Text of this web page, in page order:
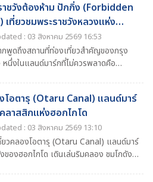
ศาสตร์ยาวนานกว่า 1,200 ปี ผสมผสาน
ดงามของสถาปัตยกรรมจีนโบราณ ความ
ทางพุทธศาสนา และบรรยากาศอันร่มรื่น
ายเป็นหนึ่งในจุดหมายสำคัญของโปรแกรม
หมิง–ยูนนาน ที่นักท่องเที่ยวไม่ควรพลาด
าชวังต้องห้าม ปักกิ่ง (Forbidden
เที่ยวชมพระราชวังหลวงแห่ง
ศ์จีน: 03 สิงหาคม 2569 16:53
กพูดถึงสถานที่ท่องเที่ยวสำคัญของกรุง
นึ่งในแลนด์มาร์กที่ไม่ควรพลาดคือ
นยิ่งใหญ่ที่ตั้งอยู่ใจกลางกรุงปักกิ่ง
ศจีน และเป็นหนึ่งในสัญลักษณ์สำคัญของ
ศาสตร์จีน
โอตารุ (Otaru Canal) แลนด์มาร์
ลาสสิกแห่งฮอกไกโด
: 03 สิงหาคม 2569 13:10
ยวคลองโอตารุ (Otaru Canal) แลนด์มาร์
ของฮอกไกโด เดินเล่นริมคลอง ชมโกดัง